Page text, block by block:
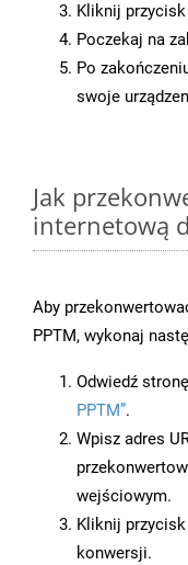
Kliknij przycisk
Poczekaj na
Po
swoje
Jak
internetową
Aby
PPTM, wykonaj
Odwiedź
PPTM”.
Wpisz adres
wejściowym.
Kliknij przycisk
konwersji.